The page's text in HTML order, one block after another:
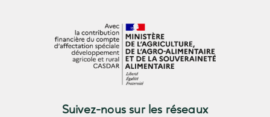
Suivez-nous sur les réseaux